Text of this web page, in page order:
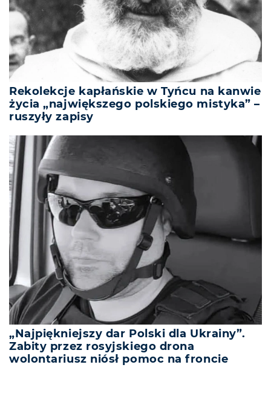
Rekolekcje kapłańskie w Tyńcu na kanwie
życia „największego polskiego mistyka” –
ruszyły zapisy
„Najpiękniejszy dar Polski dla Ukrainy”.
Zabity przez rosyjskiego drona
wolontariusz niósł pomoc na froncie